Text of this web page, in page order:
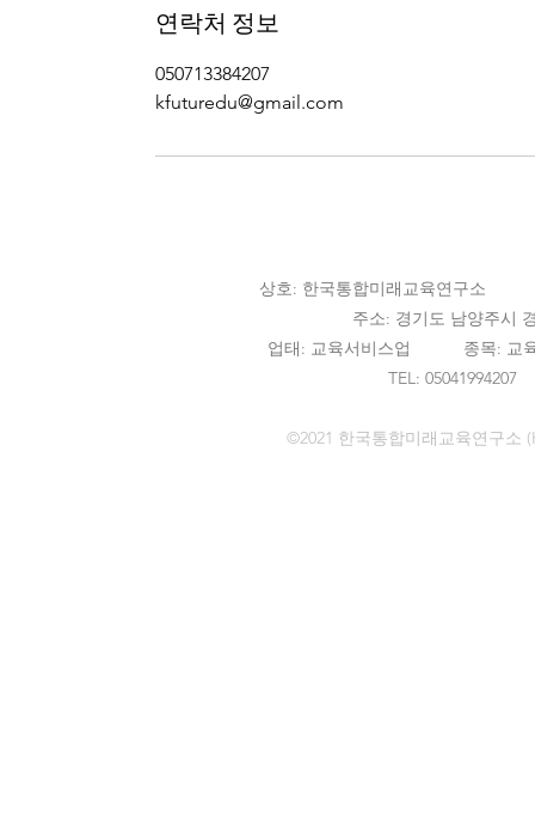
연락처 정보
050713384207
kfuturedu@gmail.com
상호: 한국통합미래교육연구소
주소:​ 경기도 남양주시
업태: 교육서비스업 종목: 교육
TEL:
©2021 한국통합미래교육연구소